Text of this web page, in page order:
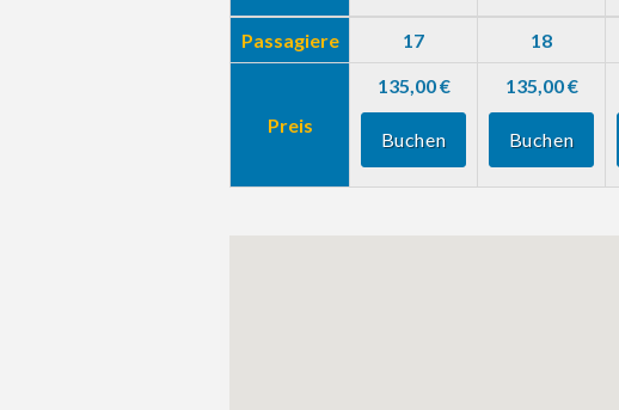
Passagiere 17 18
Preis
135,00 €
Buchen
135,00 €
Buchen